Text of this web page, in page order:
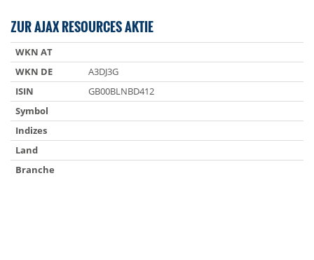
ZUR AJAX RESOURCES AKTIE
WKN AT
WKN DE
A3DJ3G
ISIN
GB00BLNBD412
Symbol
Indizes
Land
Branche